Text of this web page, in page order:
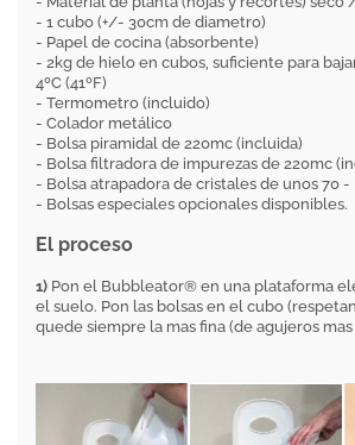
- 1 cubo (+/- 30cm de diametro)
- Papel de cocina (absorbente)
- 2kg de hielo en cubos, suficiente para
4ºC (41ºF)
- Termometro (incluido)
- Colador metálico
- Bolsa piramidal de 220mc (incluida)
- Bolsa filtradora de impurezas de 220mc
- Bolsa atrapadora de cristales de unos 70
- Bolsas especiales opcionales disponibles.
El proceso
1) Pon el Bubbleator® en una plataforma
el suelo. Pon las bolsas en el cubo
quede siempre la mas fina (de agujeros